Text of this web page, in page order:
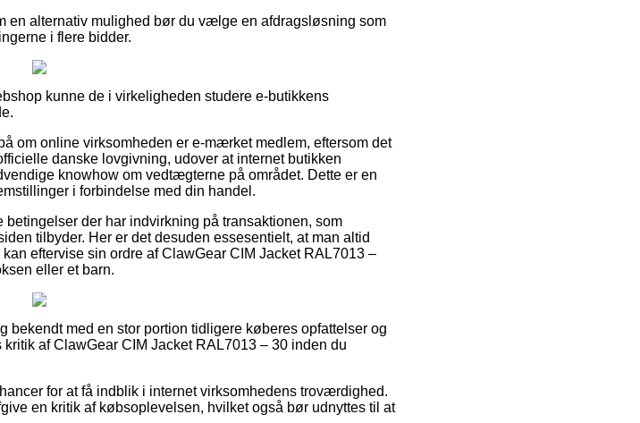
en alternativ mulighed bør du vælge en afdragsløsning som
i flere bidder.
kunne de i virkeligheden studere e-butikkens
om online virksomheden er e-mærket medlem, eftersom det
danske lovgivning, udover at internet butikken
knowhow om vedtægterne på området. Dette er en
i forbindelse med din handel.
der har indvirkning på transaktionen, som
tilbyder. Her er det desuden essesentielt, at man altid
eftervise sin ordre af ClawGear CIM Jacket RAL7013 –
eller et barn.
med en stor portion tidligere køberes opfattelser og
af ClawGear CIM Jacket RAL7013 – 30 inden du
for at få indblik i internet virksomhedens troværdighed.
en kritik af købsoplevelsen, hvilket også bør udnyttes til at